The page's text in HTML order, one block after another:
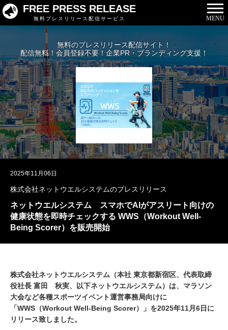
FREE PRESS RELEASE
無料プレスリリース配信サービス MENU
無料のプレスリリース配信サイト！
配信無料！会員登録不要！企業PR・ブランディング支援！
2025年11月06日
株式会社ネットウエルシステムのプレスリリース
ネットウエルシステム スマホでAIがアスリート向けの
健康状態を即時チェックする WWS（Workout Well-
Being Scorer）を販売開始
株式会社ネットウエルシステム（本社 東京都新宿区、代表取締
役社長 富田 秋実、以下ネットウエルシステム）は、マラソン
大会など各種スポーツイベント運営事務局向けに
「WWS（Workout Well-Being Scorer）」を2025年11月6日に
リリース致しました。